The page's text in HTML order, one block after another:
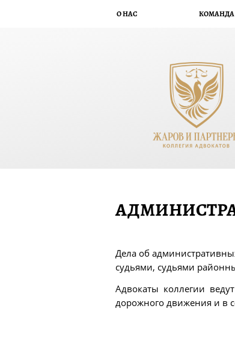
О НАС КОМАНДА
Дела об
судьями, судьями
Адвокаты коллегии
дорожного движения и в